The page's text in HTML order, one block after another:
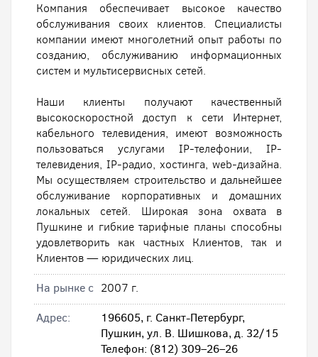
Компания обеспечивает высокое качество
обслуживания своих клиентов. Специалисты
компании имеют многолетний опыт работы по
созданию, обслуживанию информационных
систем и мультисервисных сетей.
Наши клиенты получают качественный
высокоскоростной доступ к сети Интернет,
кабельного телевидения, имеют возможность
пользоваться услугами IP-телефонии, IP-
телевидения, IP-радио, хостинга, web-дизайна.
Мы осуществляем строительство и дальнейшее
обслуживание корпоративных и домашних
локальных сетей. Широкая зона охвата в
Пушкине и гибкие тарифные планы способны
удовлетворить как частных Клиентов, так и
Клиентов — юридических лиц.
На рынке с 2007 г.
Адрес:
196605, г. Санкт-Петербург,
Пушкин, ул. В. Шишкова, д. 32/15
Телефон: (812) 309–26–26